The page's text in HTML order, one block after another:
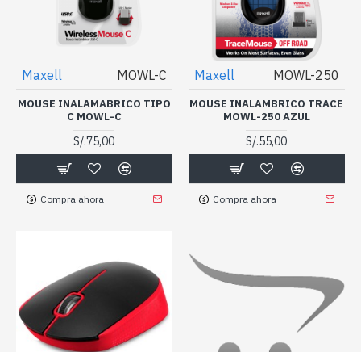
Maxell MOWL-C
MOUSE INALAMABRICO TIPO
C MOWL-C
S/.75,00
Compra ahora
Maxell MOWL-250
MOUSE INALAMBRICO TRACE
MOWL-250 AZUL
S/.55,00
Compra ahora